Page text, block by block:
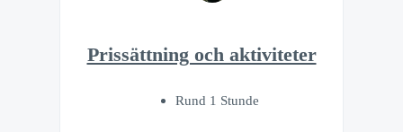
Prissättning och aktiviteter
Rund 1 Stunde